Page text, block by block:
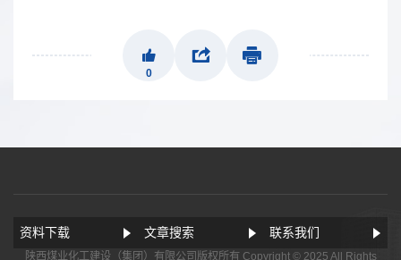
0
资料下载 文章搜索 联系我们
陕西煤业化工建设（集团）有限公司版权所有 Copyright © 2025 All Rights